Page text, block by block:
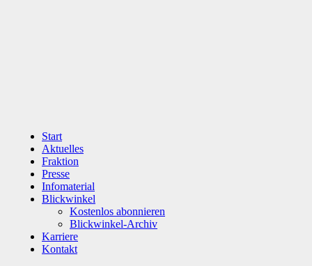
Start
Aktuelles
Fraktion
Presse
Infomaterial
Blickwinkel
Kostenlos abonnieren
Blickwinkel-Archiv
Karriere
Kontakt